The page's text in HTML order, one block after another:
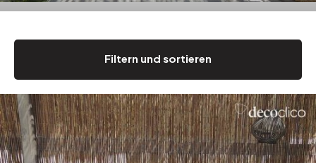
Filtern und sortieren